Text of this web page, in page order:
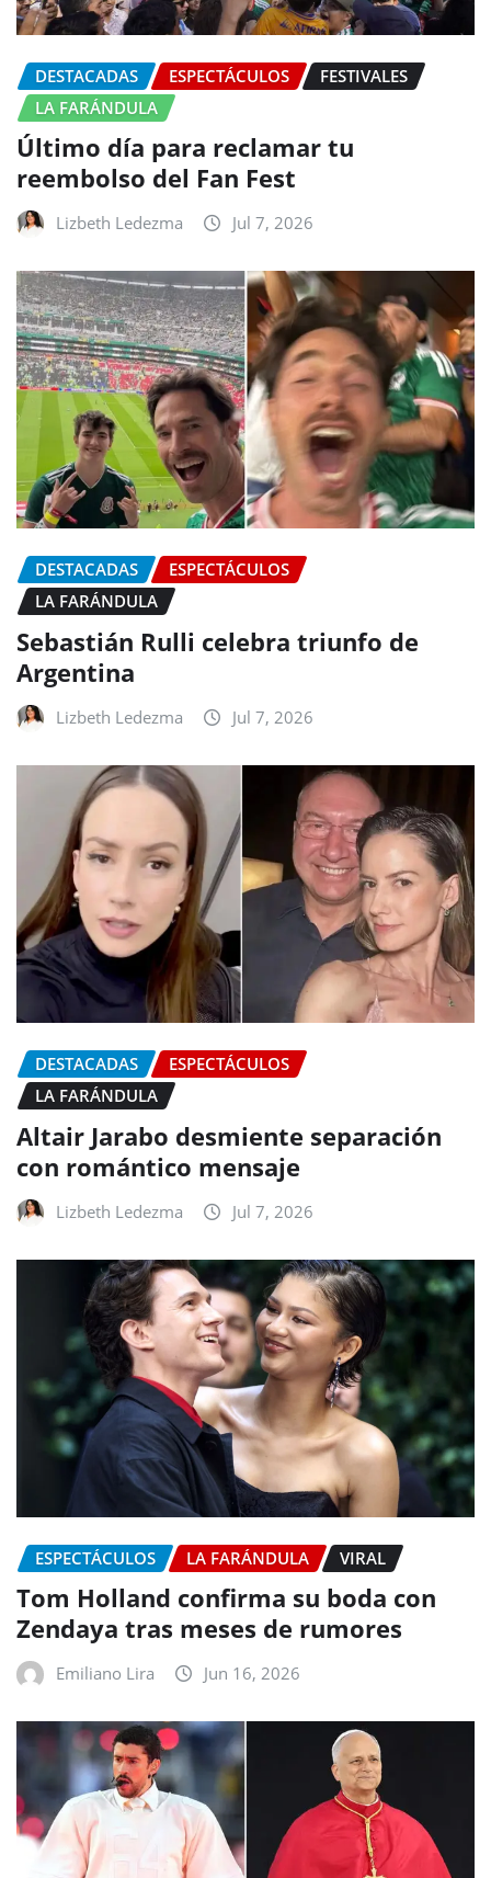
DESTACADAS ESPECTÁCULOS
FESTIVALES
LA FARÁNDULA
Último día para reclamar tu
reembolso del Fan Fest
Lizbeth Ledezma Jul 7, 2026
DESTACADAS
ESPECTÁCULOS
LA FARÁNDULA
Sebastián Rulli celebra triunfo de
Argentina
Lizbeth Ledezma Jul 7, 2026
DESTACADAS
ESPECTÁCULOS
LA FARÁNDULA
Altair Jarabo desmiente separación
con romántico mensaje
Lizbeth Ledezma Jul 7, 2026
ESPECTÁCULOS LA FARÁNDULA VIRAL
Tom Holland confirma su boda con
Zendaya tras meses de rumores
Emiliano Lira Jun 16, 2026